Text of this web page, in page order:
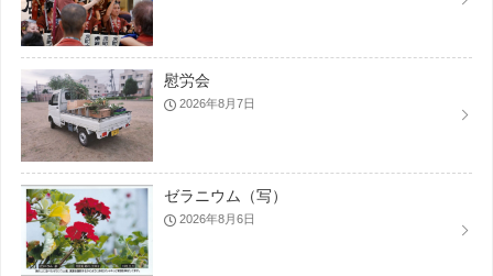
慰労会
2026年8月7日
ゼラニウム（写）
2026年8月6日